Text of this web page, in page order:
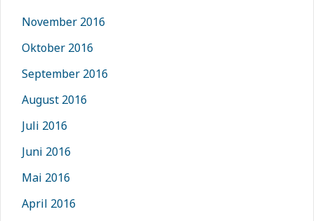
November 2016
Oktober 2016
September 2016
August 2016
Juli 2016
Juni 2016
Mai 2016
April 2016